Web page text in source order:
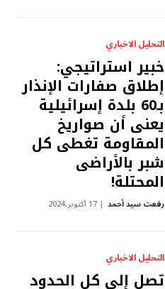
التحليل الاخباري
خبير استراتيجي:
إطلاق صفارات الإنذار
بـ60 بلدة إسرائيلية
يعنى أن صواريخ
المقاومة تغطى كل
شبر بالأراضى
المحتلة!
رفعت سيد أحمد 17 أكتوبر,2024
التحليل الاخباري
تصل إلى كل الحدود